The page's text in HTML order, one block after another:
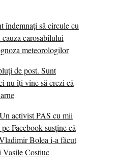
îndemnați să circule cu
carosabilului
meteorologilor
de post. Sunt
nu îți vine să crezi că
activist PAS cu mii
Facebook susține că
Bolea i-a făcut
Vasile Costiuc